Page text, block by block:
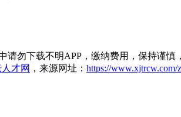
请勿下载不明APP，缴纳费用，保持谨
才网 ，来源网址： https://www.xjtrcw.com/